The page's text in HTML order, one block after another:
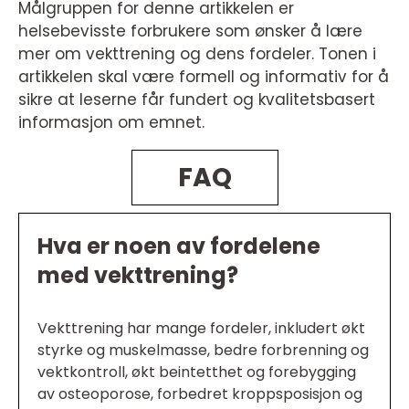
Målgruppen for denne artikkelen er
helsebevisste forbrukere som ønsker å lære
mer om vekttrening og dens fordeler. Tonen i
artikkelen skal være formell og informativ for å
sikre at leserne får fundert og kvalitetsbasert
informasjon om emnet.
FAQ
Hva er noen av fordelene
med vekttrening?
Vekttrening har mange fordeler, inkludert økt
styrke og muskelmasse, bedre forbrenning og
vektkontroll, økt beintetthet og forebygging
av osteoporose, forbedret kroppsposisjon og